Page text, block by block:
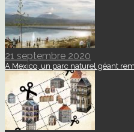
21 septembre 2020
A Mexico, un parc naturel géant